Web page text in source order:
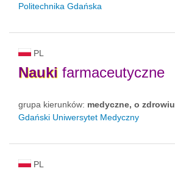
Politechnika Gdańska
PL
Nauki farmaceutyczne
grupa kierunków: medyczne, o zdrowiu
Gdański Uniwersytet Medyczny
PL